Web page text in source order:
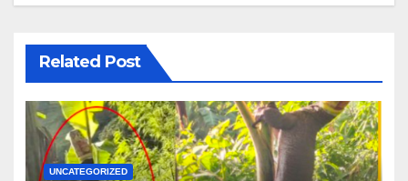
Related Post
UNCATEGORIZED